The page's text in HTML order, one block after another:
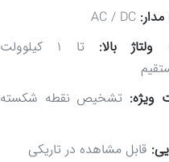
AC / DC
بالا:
تا ۱ کیلوولت
ویژه: تشخیص نقطه شکسته
قابل مشاهده در تاریکی